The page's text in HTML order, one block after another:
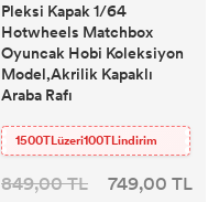
Pleksi Kapak 1/64
Hotwheels Matchbox
Oyuncak Hobi Koleksiyon
Model,Akrilik Kapaklı
Araba Rafı
1500TLüzeri100TLindirim
849,00 TL 749,00 TL